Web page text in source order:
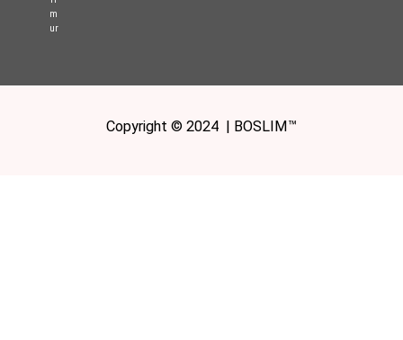
m
ur
Copyright © 2024 | BOSLIM™